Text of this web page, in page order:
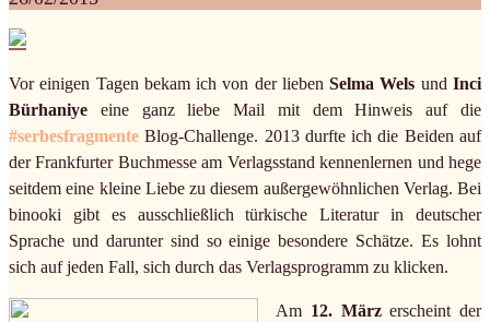
Vor einigen Tagen bekam ich von der liebenSelma Wels undInci
Bürhaniye eine ganz liebe Mail mit dem Hinweis auf die
#serbesfragmente Blog-Challenge. 2013 durfte ich die Beiden auf
der Frankfurter Buchmesse am Verlagsstand kennenlernen und hege
seitdem eine kleine Liebe zu diesem außergewöhnlichen Verlag. Bei
binooki gibt es ausschließlich türkische Literatur in deutscher
Sprache und darunter sind so einige besondere Schätze. Es lohnt
sich auf jeden Fall, sich durch das Verlagsprogramm zu klicken.
Am 12. Märzerscheint der